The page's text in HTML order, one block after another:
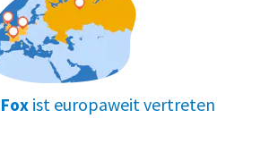
ist europaweit vertreten